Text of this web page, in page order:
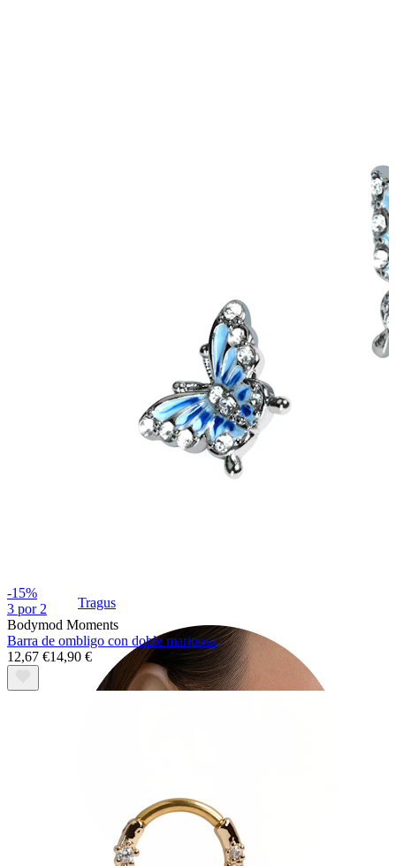
Tragus
-15%
3 por 2
Bodymod Moments
Barra de ombligo con doble mariposa
12,67 €14,90 €